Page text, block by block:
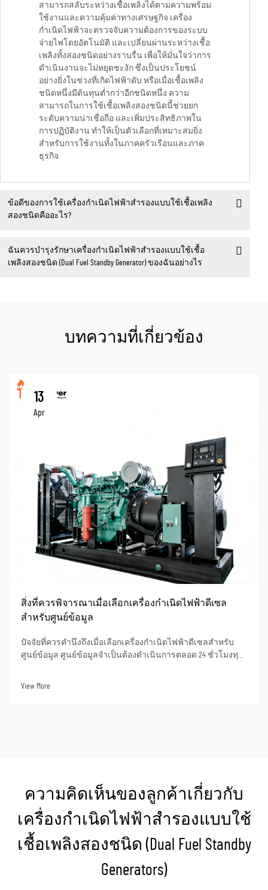
สามารถสลับระหว่างเชื้อเพลิงได้ตามความพร้อม
ใช้งานและความคุ้มค่าทางเศรษฐกิจ เครื่อง
กำเนิดไฟฟ้าจะตรวจจับความต้องการของระบบ
จ่ายไฟโดยอัตโนมัติ และเปลี่ยนผ่านระหว่างเชื้อ
เพลิงทั้งสองชนิดอย่างราบรื่น เพื่อให้มั่นใจว่าการ
ดำเนินงานจะไม่หยุดชะงัก ซึ่งเป็นประโยชน์
อย่างยิ่งในช่วงที่เกิดไฟฟ้าดับ หรือเมื่อเชื้อเพลิง
ชนิดหนึ่งมีต้นทุนต่ำกว่าอีกชนิดหนึ่ง ความ
สามารถในการใช้เชื้อเพลิงสองชนิดนี้ช่วยยก
ระดับความน่าเชื่อถือ และเพิ่มประสิทธิภาพใน
การปฏิบัติงาน ทำให้เป็นตัวเลือกที่เหมาะสมยิ่ง
สำหรับการใช้งานทั้งในภาคครัวเรือนและภาค
ธุรกิจ
ข้อดีของการใช้เครื่องกำเนิดไฟฟ้าสำรองแบบใช้เชื้อเพลิง
สองชนิดคืออะไร?
ฉันควรบำรุงรักษาเครื่องกำเนิดไฟฟ้าสำรองแบบใช้เชื้อ
เพลิงสองชนิด (Dual Fuel Standby Generator) ของฉันอย่างไร
บทความที่เกี่ยวข้อง
13
Apr
สิ่งที่ควรพิจารณาเมื่อเลือกเครื่องกำเนิดไฟฟ้าดีเซล
สำหรับศูนย์ข้อมูล
ปัจจัยที่ควรคำนึงถึงเมื่อเลือกเครื่องกำเนิดไฟฟ้าดีเซลสำหรับ
ศูนย์ข้อมูล ศูนย์ข้อมูลจำเป็นต้องดำเนินการตลอด 24 ชั่วโมงทุก
View More
ความคิดเห็นของลูกค้าเกี่ยวกับ
เครื่องกำเนิดไฟฟ้าสำรองแบบใช้
เชื้อเพลิงสองชนิด (Dual Fuel Standby
Generators)